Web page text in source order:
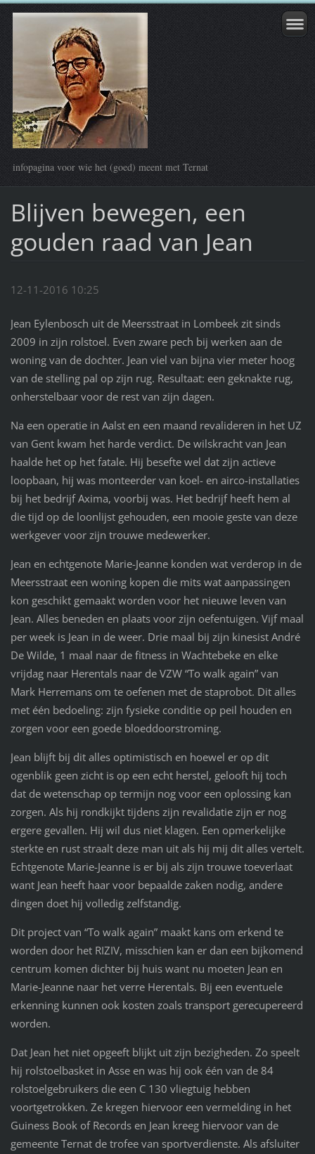
infopagina voor wie het (goed) meent met Ternat
Blijven bewegen, een
gouden raad van Jean
12-11-2016 10:25
Jean Eylenbosch uit de Meersstraat in Lombeek zit sinds
2009 in zijn rolstoel. Even zware pech bij werken aan de
woning van de dochter. Jean viel van bijna vier meter hoog
van de stelling pal op zijn rug. Resultaat: een geknakte rug,
onherstelbaar voor de rest van zijn dagen.
Na een operatie in Aalst en een maand revalideren in het UZ
van Gent kwam het harde verdict. De wilskracht van Jean
haalde het op het fatale. Hij besefte wel dat zijn actieve
loopbaan, hij was monteerder van koel- en airco-installaties
bij het bedrijf Axima, voorbij was. Het bedrijf heeft hem al
die tijd op de loonlijst gehouden, een mooie geste van deze
werkgever voor zijn trouwe medewerker.
Jean en echtgenote Marie-Jeanne konden wat verderop in de
Meersstraat een woning kopen die mits wat aanpassingen
kon geschikt gemaakt worden voor het nieuwe leven van
Jean. Alles beneden en plaats voor zijn oefentuigen. Vijf maal
per week is Jean in de weer. Drie maal bij zijn kinesist André
De Wilde, 1 maal naar de fitness in Wachtebeke en elke
vrijdag naar Herentals naar de VZW “To walk again” van
Mark Herremans om te oefenen met de staprobot. Dit alles
met één bedoeling: zijn fysieke conditie op peil houden en
zorgen voor een goede bloeddoorstroming.
Jean blijft bij dit alles optimistisch en hoewel er op dit
ogenblik geen zicht is op een echt herstel, gelooft hij toch
dat de wetenschap op termijn nog voor een oplossing kan
zorgen. Als hij rondkijkt tijdens zijn revalidatie zijn er nog
ergere gevallen. Hij wil dus niet klagen. Een opmerkelijke
sterkte en rust straalt deze man uit als hij mij dit alles vertelt.
Echtgenote Marie-Jeanne is er bij als zijn trouwe toeverlaat
want Jean heeft haar voor bepaalde zaken nodig, andere
dingen doet hij volledig zelfstandig.
Dit project van “To walk again” maakt kans om erkend te
worden door het RIZIV, misschien kan er dan een bijkomend
centrum komen dichter bij huis want nu moeten Jean en
Marie-Jeanne naar het verre Herentals. Bij een eventuele
erkenning kunnen ook kosten zoals transport gerecupereerd
worden.
Dat Jean het niet opgeeft blijkt uit zijn bezigheden. Zo speelt
hij rolstoelbasket in Asse en was hij ook één van de 84
rolstoelgebruikers die een C 130 vliegtuig hebben
voortgetrokken. Ze kregen hiervoor een vermelding in het
Guiness Book of Records en Jean kreeg hiervoor van de
gemeente Ternat de trofee van sportverdienste. Als afsluiter